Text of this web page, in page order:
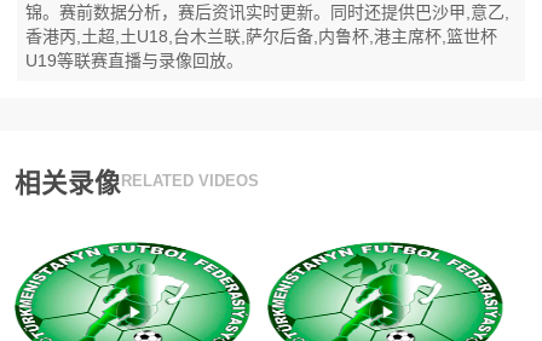
锦。赛前数据分析，赛后资讯实时更新。同时还提供巴沙甲,意乙,
香港丙,土超,土U18,台木兰联,萨尔后备,内鲁杯,港主席杯,篮世杯
U19等联赛直播与录像回放。
相关录像 RELATED VIDEOS